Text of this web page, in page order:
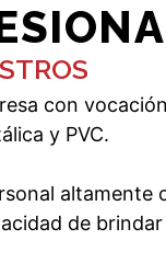
con
y PVC.
de